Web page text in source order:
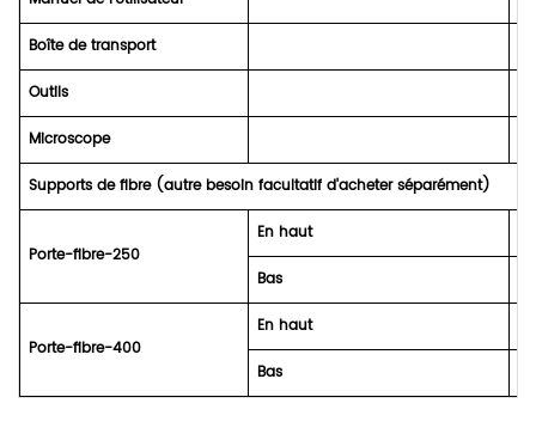
Boîte de transport
Outils
Microscope
Supports de fibre (autre besoin facultatif d'acheter séparément)
Porte-fibre-250
En haut
Bas
Porte-fibre-400
En haut
Bas